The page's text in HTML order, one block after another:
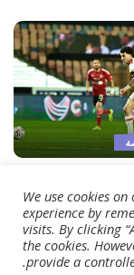
على الأهلي
We use cookies
experience by
visits. By clicking
the cookies.
provide a